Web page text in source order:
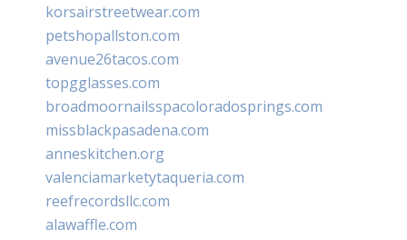
korsairstreetwear.com
petshopallston.com
avenue26tacos.com
topgglasses.com
broadmoornailsspacoloradosprings.com
missblackpasadena.com
anneskitchen.org
valenciamarketytaqueria.com
reefrecordsllc.com
alawaffle.com